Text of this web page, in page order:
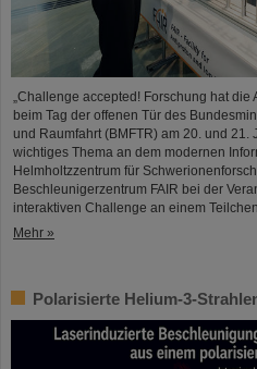
„Challenge accepted! Forschung hat die
beim Tag der offenen Tür des
und Raumfahrt (BMFTR) am 20. und
wichtiges Thema an dem modernen
Helmholtzzentrum für
Beschleunigerzentrum FAIR bei der
interaktiven Challenge an einem
Mehr »
Polarisierte Helium-3-